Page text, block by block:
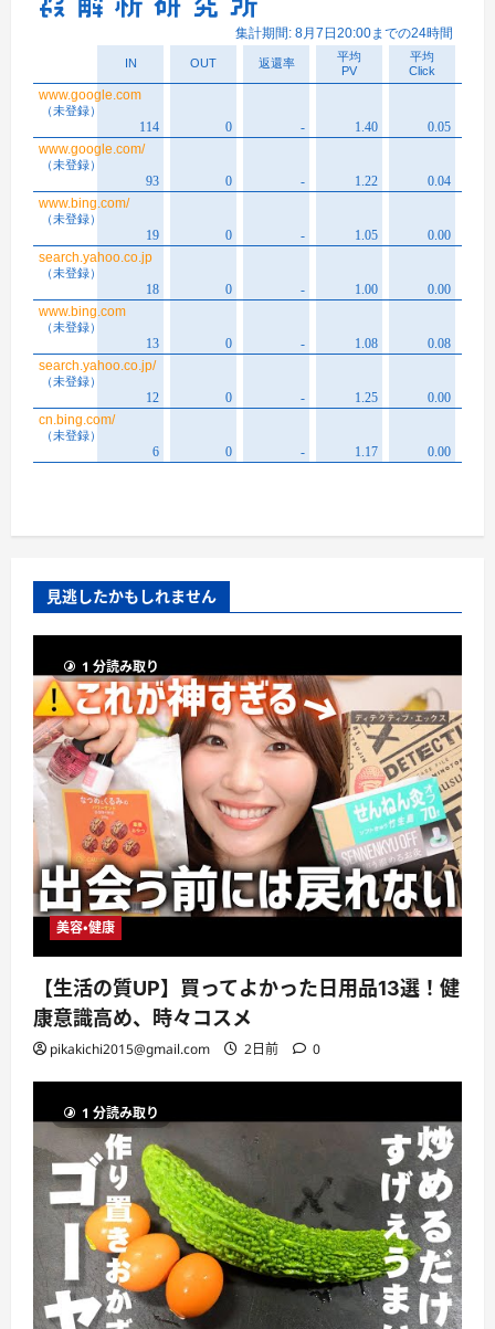
見逃したかもしれません
1 分読み取り
美容・健康
【生活の質UP】買ってよかった日用品13選！健
康意識高め、時々コスメ
pikakichi2015@gmail.com 2日前 0
1 分読み取り